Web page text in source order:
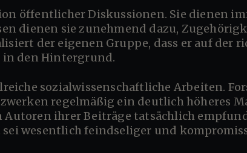
dienen sie zunehmend dazu,
der eigenen Gruppe, dass er auf der
in den Hintergrund.
regelmäßig ein deutlich höheres
ihrer Beiträge tatsächlich
wesentlich feindseliger und